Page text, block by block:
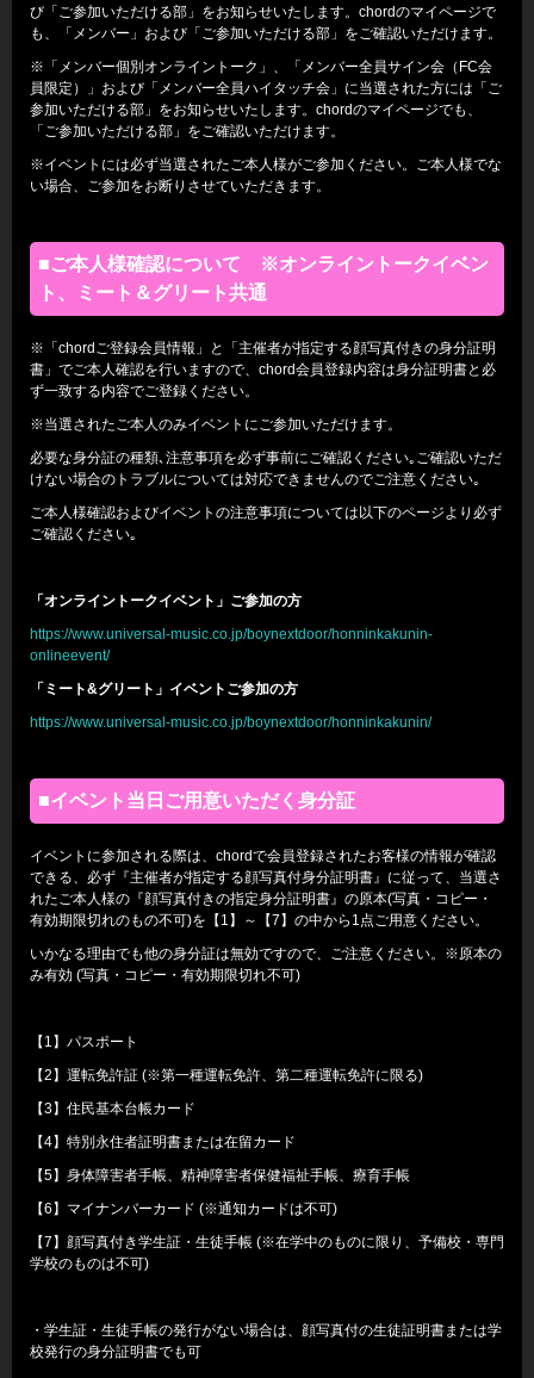
び「ご参加いただける部」をお知らせいたします。chordのマイページで
も、「メンバー」および「ご参加いただける部」をご確認いただけます。
※「メンバー個別オンライントーク」、「メンバー全員サイン会（FC会
員限定）」および「メンバー全員ハイタッチ会」に当選された方には「ご
参加いただける部」をお知らせいたします。chordのマイページでも、
「ご参加いただける部」をご確認いただけます。
※イベントには必ず当選されたご本人様がご参加ください。ご本人様でな
い場合、ご参加をお断りさせていただきます。
■ご本人様確認について ※オンライントークイベン
ト、ミート＆グリート共通
※「chordご登録会員情報」と「主催者が指定する顔写真付きの身分証明
書」でご本人確認を行いますので、chord会員登録内容は身分証明書と必
ず一致する内容でご登録ください。
※当選されたご本人のみイベントにご参加いただけます。
必要な身分証の種類､注意事項を必ず事前にご確認ください｡ご確認いただ
けない場合のトラブルについては対応できませんのでご注意ください｡
ご本人様確認およびイベントの注意事項については以下のページより必ず
ご確認ください｡
「オンライントークイベント」ご参加の方
https://www.universal-music.co.jp/boynextdoor/honninkakunin-
onlineevent/
「ミート&グリート」イベントご参加の方
https://www.universal-music.co.jp/boynextdoor/honninkakunin/
■イベント当日ご用意いただく身分証
イベントに参加される際は、chordで会員登録されたお客様の情報が確認
できる、必ず『主催者が指定する顔写真付身分証明書』に従って、当選さ
れたご本人様の『顔写真付きの指定身分証明書』の原本(写真・コピー・
有効期限切れのもの不可)を【1】～【7】の中から1点ご用意ください。
いかなる理由でも他の身分証は無効ですので、ご注意ください。※原本の
み有効 (写真・コピー・有効期限切れ不可)
【1】パスポート
【2】運転免許証 (※第一種運転免許、第二種運転免許に限る)
【3】住民基本台帳カード
【4】特別永住者証明書または在留カード
【5】身体障害者手帳、精神障害者保健福祉手帳、療育手帳
【6】マイナンバーカード (※通知カードは不可)
【7】顔写真付き学生証・生徒手帳 (※在学中のものに限り、予備校・専門
学校のものは不可)
・学生証・生徒手帳の発行がない場合は、顔写真付の生徒証明書または学
校発行の身分証明書でも可